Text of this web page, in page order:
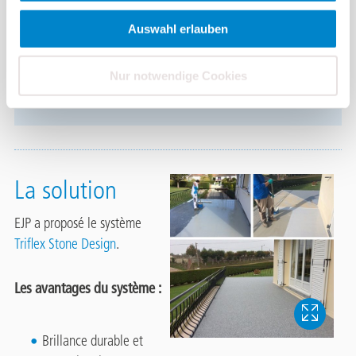
Auswahl erlauben
Nur notwendige Cookies
liquide rapide et sous garantie décennale, mais
également d’une finition originale.
La solution
EJP a proposé le système
Triflex Stone Design.
Les avantages du système :
Brillance durable et